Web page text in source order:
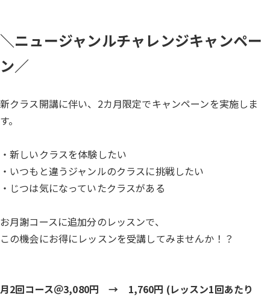
＼ニュージャンルチャレンジキャンペー
ン／
新クラス開講に伴い、2カ月限定でキャンペーンを実施しま
す。
・新しいクラスを体験したい
・いつもと違うジャンルのクラスに挑戦したい
・じつは気になっていたクラスがある
お月謝コースに追加分のレッスンで、
この機会にお得にレッスンを受講してみませんか！？
月2回コース＠3,080円 → 1,760円 (レッスン1回あたり